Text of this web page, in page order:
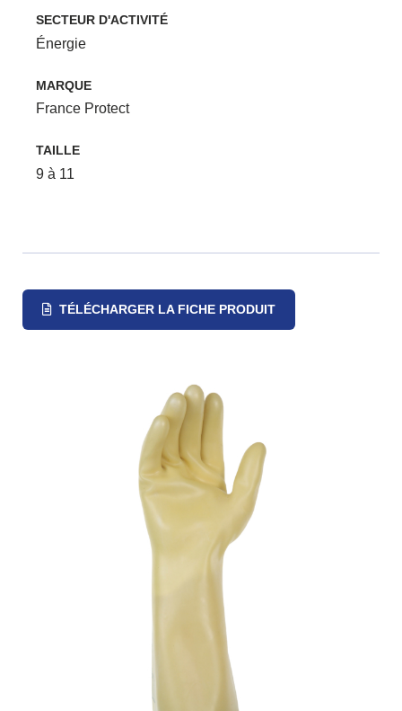
SECTEUR D'ACTIVITÉ
Énergie
MARQUE
France Protect
TAILLE
9 à 11
TÉLÉCHARGER LA FICHE PRODUIT